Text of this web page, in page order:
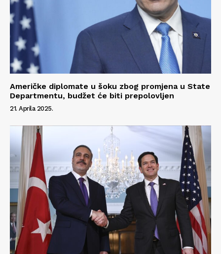
Američke diplomate u šoku zbog promjena u State
Departmentu, budžet će biti prepolovljen
21. Aprila 2025.